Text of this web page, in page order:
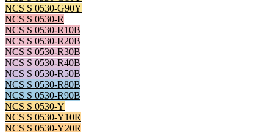
NCS S 0530-G90Y
NCS S 0530-R
NCS S 0530-R10B
NCS S 0530-R20B
NCS S 0530-R30B
NCS S 0530-R40B
NCS S 0530-R50B
NCS S 0530-R80B
NCS S 0530-R90B
NCS S 0530-Y
NCS S 0530-Y10R
NCS S 0530-Y20R